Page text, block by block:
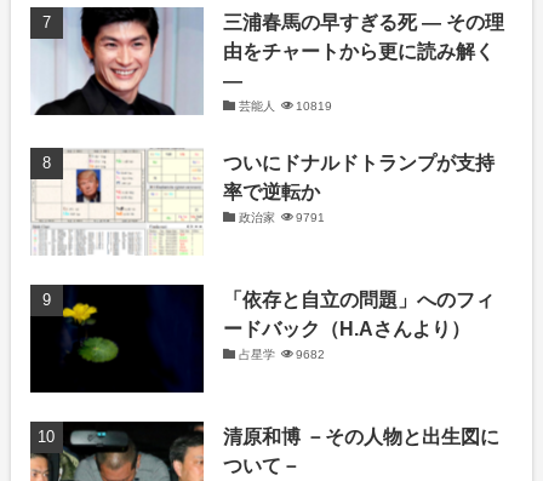
三浦春馬の早すぎる死 ― その理
由をチャートから更に読み解く
―
芸能人 10819
ついにドナルドトランプが支持
率で逆転か
政治家 9791
「依存と自立の問題」へのフィ
ードバック（H.Aさんより）
占星学 9682
清原和博 －その人物と出生図に
ついて－